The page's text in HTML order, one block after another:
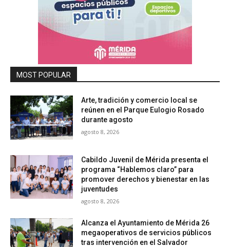
MOST POPULAR
Arte, tradición y comercio local se
reúnen en el Parque Eulogio Rosado
durante agosto
agosto 8, 2026
Cabildo Juvenil de Mérida presenta el
programa “Hablemos claro” para
promover derechos y bienestar en las
juventudes
agosto 8, 2026
Alcanza el Ayuntamiento de Mérida 26
megaoperativos de servicios públicos
tras intervención en el Salvador